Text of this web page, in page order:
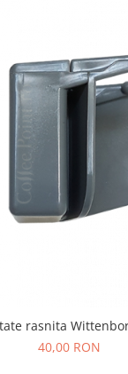
la 20-23 kg cafea/
este
apei este
și mașini de
foarte mare, poți
medie, pentru
rasnita
40,00 RON